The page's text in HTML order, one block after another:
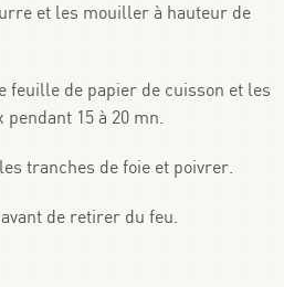
et les mouiller à hauteur de
feuille de papier de cuisson et les
15 à 20 mn.
tranches de foie et poivrer.
de retirer du feu.